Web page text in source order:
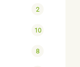
2
10
8